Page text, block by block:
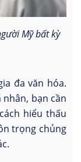
Mỹ bất kỳ
đa văn hóa.
bạn cần
hiểu thấu
trọng chủng